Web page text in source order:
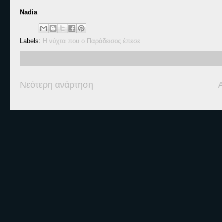
Nadia
Labels: Η νύχτα που ο Παράδεισος έπεσε
Νεότερη ανάρτηση